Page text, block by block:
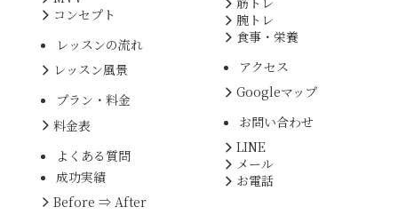
コンセプト
レッスンの流れ
レッスン風景
プラン・料金
料金表
よくある質問
成功実績
Before ⇒ After
腕トレ
食事・栄養
アクセス
Googleマップ
お問い合わせ
LINE
メール
お電話